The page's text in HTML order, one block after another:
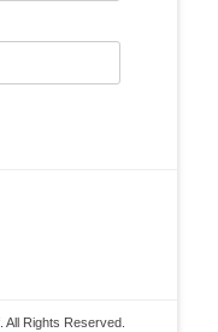
. All Rights Reserved.